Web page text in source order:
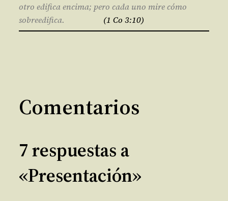
otro edifica encima; pero cada uno mire cómo
sobreedifica. (1 Co 3:10)
Comentarios
7 respuestas a
«Presentación»